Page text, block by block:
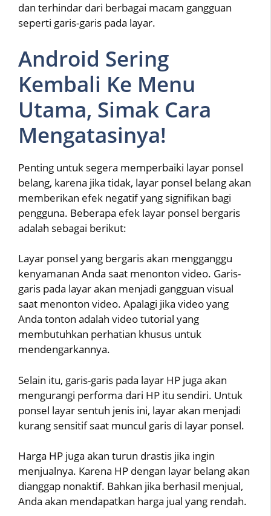
dan terhindar dari berbagai macam gangguan
seperti garis-garis pada layar.
Android Sering
Kembali Ke Menu
Utama, Simak Cara
Mengatasinya!
Penting untuk segera memperbaiki layar ponsel
belang, karena jika tidak, layar ponsel belang akan
memberikan efek negatif yang signifikan bagi
pengguna. Beberapa efek layar ponsel bergaris
adalah sebagai berikut:
Layar ponsel yang bergaris akan mengganggu
kenyamanan Anda saat menonton video. Garis-
garis pada layar akan menjadi gangguan visual
saat menonton video. Apalagi jika video yang
Anda tonton adalah video tutorial yang
membutuhkan perhatian khusus untuk
mendengarkannya.
Selain itu, garis-garis pada layar HP juga akan
mengurangi performa dari HP itu sendiri. Untuk
ponsel layar sentuh jenis ini, layar akan menjadi
kurang sensitif saat muncul garis di layar ponsel.
Harga HP juga akan turun drastis jika ingin
menjualnya. Karena HP dengan layar belang akan
dianggap nonaktif. Bahkan jika berhasil menjual,
Anda akan mendapatkan harga jual yang rendah.